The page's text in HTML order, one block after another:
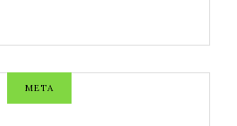
META